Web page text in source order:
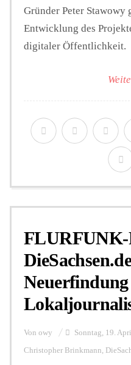
Gründer Peter
Entwicklung des
digitaler Öffentlichkeit.
FLURFUNK-
Neuerfindung
Von owy Sonntag, 19.
Christopher Brinkmann,